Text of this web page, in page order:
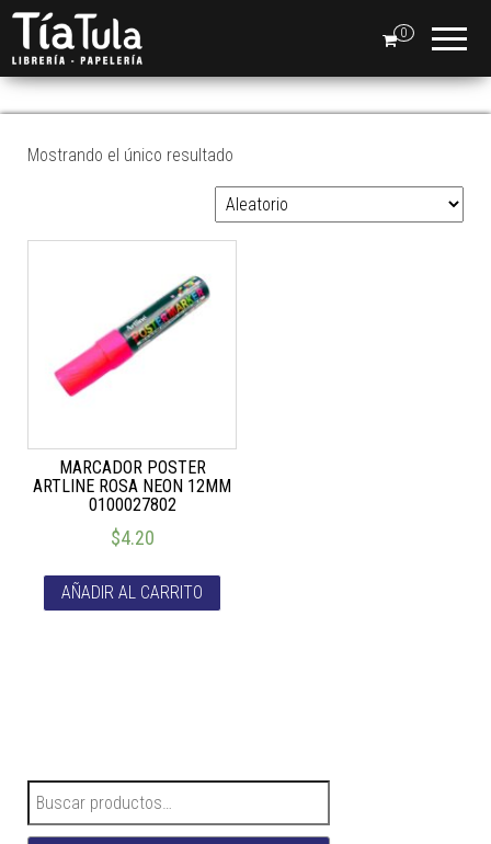
0
FRASCOS
Mostrando el único resultado
MARCADOR POSTER
ARTLINE ROSA NEON 12MM
0100027802
$4.20
AÑADIR AL CARRITO
Buscar por: